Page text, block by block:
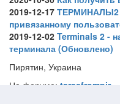
2019-12-17 ТЕРМИНАЛЫ2
привязанному
2019-12-02 Terminals 2 -
терминала (Обновлено)
Пирятин, Украина
На форуме: tarasfrompir